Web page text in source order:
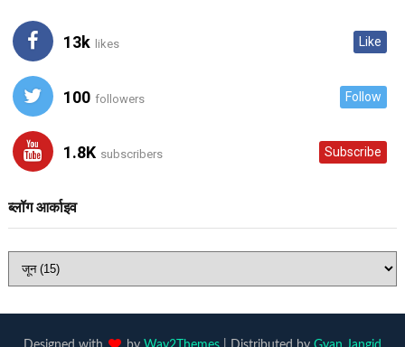
13k likes Like
100 followers Follow
1.8K subscribers Subscribe
ब्लॉग आर्काइव